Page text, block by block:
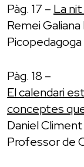
Pàg. 17 – La
Remei Galiana
Pàg. 18 –
El calendari
conceptes
Daniel Climent
Professor de